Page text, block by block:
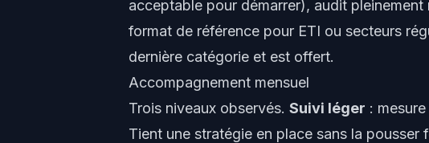
acceptable pour démarrer), audit
format de référence pour ETI ou secteurs
dernière catégorie et est offert.
Accompagnement mensuel
Trois niveaux observés. Suivi léger :
Tient une stratégie en place sans la pousser